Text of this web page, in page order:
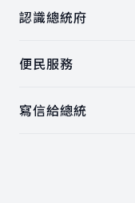
認識總統府
便民服務
寫信給總統